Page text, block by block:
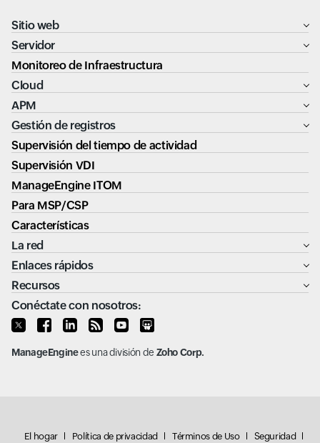
Sitio web
Servidor
Monitoreo de Infraestructura
Cloud
APM
Gestión de registros
Supervisión del tiempo de actividad
Supervisión VDI
ManageEngine ITOM
Para MSP/CSP
Características
La red
Enlaces rápidos
Recursos
Conéctate con nosotros:
ManageEnginees una división de Zoho Corp.
El hogar Política de privacidad Términos de Uso Seguridad